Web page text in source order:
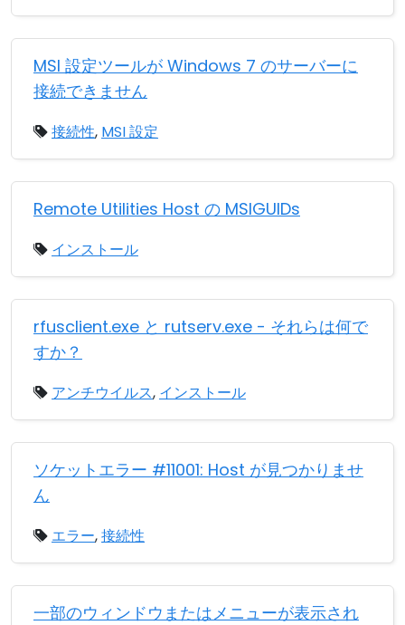
MSI 設定ツールが Windows 7 のサーバーに
接続できません
接続性, MSI 設定
Remote Utilities Host の MSIGUIDs
インストール
rfusclient.exe と rutserv.exe - それらは何で
すか？
アンチウイルス, インストール
ソケットエラー #11001: Host が見つかりませ
ん
エラー,接続性
一部のウィンドウまたはメニューが表示され